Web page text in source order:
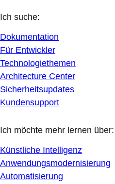
Ich suche:
Dokumentation
Für Entwickler
Technologiethemen
Architecture Center
Sicherheitsupdates
Kundensupport
Ich möchte mehr lernen über:
Künstliche Intelligenz
Anwendungsmodernisierung
Automatisierung